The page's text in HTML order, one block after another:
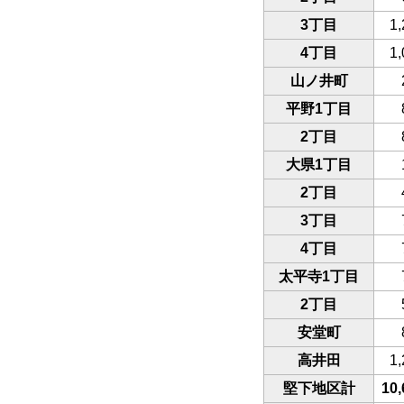
3丁目
4丁目
山ノ井町
平野1丁目
2丁目
大県1丁目
2丁目
3丁目
4丁目
太平寺1丁目
2丁目
安堂町
高井田
堅下地区計